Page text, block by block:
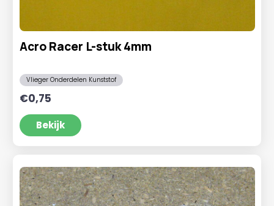
Acro Racer L-stuk 4mm
Vlieger Onderdelen Kunststof
€0,75
Bekijk